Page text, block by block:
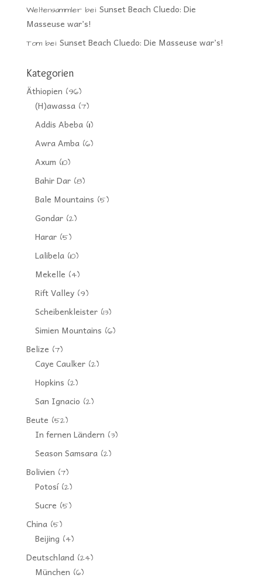
Weltensammlerbei Sunset Beach Cluedo: Die
Masseuse war’s!
Tombei Sunset Beach Cluedo: Die Masseuse war’s!
Kategorien
Äthiopien (96)
(H)awassa(7)
Addis Abeba(11)
Awra Amba(6)
Axum (10)
Bahir Dar(8)
Bale Mountains (5)
Gondar(2)
Harar(5)
Lalibela(10)
Mekelle (4)
Rift Valley(9)
Scheibenkleister(13)
Simien Mountains (6)
Belize (7)
Caye Caulker(2)
Hopkins (2)
San Ignacio (2)
Beute (52)
In fernen Ländern (3)
Season Samsara(2)
Bolivien (7)
Potosí(2)
Sucre (5)
China(5)
Beijing (4)
Deutschland(24)
München (6)